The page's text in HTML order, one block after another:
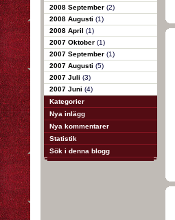
2008 September (2)
2008 Augusti (1)
2008 April (1)
2007 Oktober (1)
2007 September (1)
2007 Augusti (5)
2007 Juli (3)
2007 Juni (4)
Kategorier
Nya inlägg
Nya kommentarer
Statistik
Sök i denna blogg